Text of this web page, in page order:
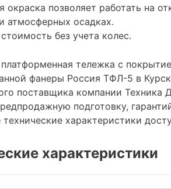
окраска позволяет работать на
атмосферных осадках.
без учета колес.
тележка с
фанеры Россия ТФЛ-5 в
поставщика компании Техника
подготовку,
характеристики
характеристики